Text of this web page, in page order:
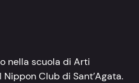
nella scuola di Arti
Club di Sant’Agata.